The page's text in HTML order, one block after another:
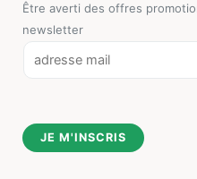
Être averti des offres
newsletter
m
l
JE M'INSCRIS